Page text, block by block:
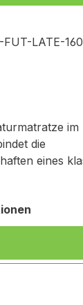
FUT-LATE-
im
die
eines